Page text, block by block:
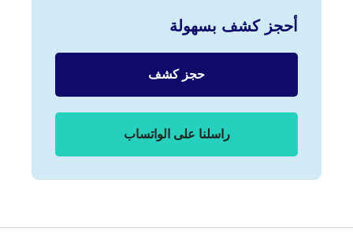
أحجز كشف بسهولة
حجز كشف
راسلنا على الواتساب